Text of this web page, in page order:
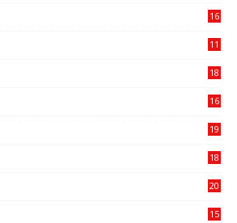
16
11
18
16
19
18
20
15